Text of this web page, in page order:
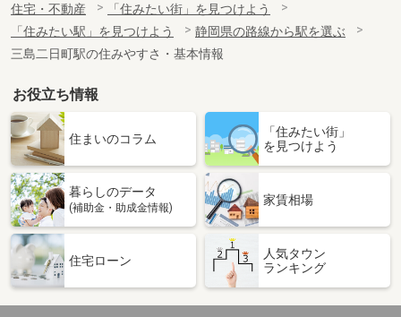
住宅・不動産
「住みたい街」を見つけよう
「住みたい駅」を見つけよう
静岡県の路線から駅を選ぶ
三島二日町駅の住みやすさ・基本情報
お役立ち情報
住まいのコラム
「住みたい街」
を見つけよう
暮らしのデータ
(補助金・助成金情報)
家賃相場
住宅ローン
人気タウン
ランキング